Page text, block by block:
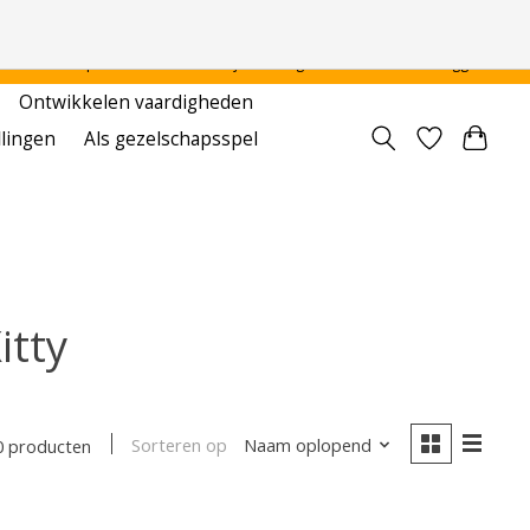
Ontwikkelen vaardigheden
Als gezelschapsspel
producten Sorteren op Naam oplopend